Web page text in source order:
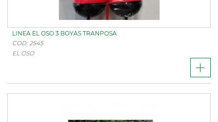
LINEA EL OSO 3 BOYAS TRANPOSA
COD: 2545
EL OSO